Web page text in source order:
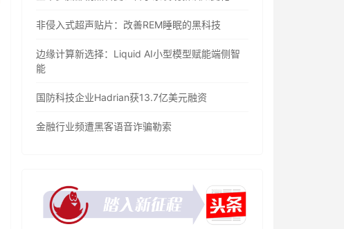
非侵入式超声贴片：改善REM睡眠的黑科技
边缘计算新选择：Liquid AI小型模型赋能端侧智
能
国防科技企业Hadrian获13.7亿美元融资
金融行业频遭黑客语音诈骗勒索